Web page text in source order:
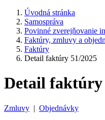
Úvodná stránka
Samospráva
Povinné zverejňovanie
Faktúry, zmluvy a
Faktúry
Detail faktúry 51/2025
Detail faktúry
Zmluvy | Objednávky